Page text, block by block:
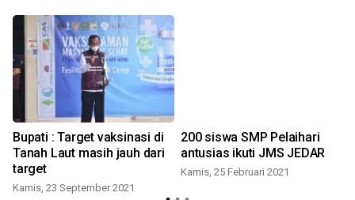
Bupati : Target vaksinasi di
Tanah Laut masih jauh dari
target
Kamis, 23 September 2021
200 siswa SMP Pelaihari
antusias ikuti JMS JEDAR
Kamis, 25 Februari 2021